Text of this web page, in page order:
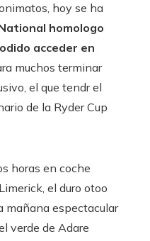
hoy se ha
homologo
acceder en
muchos terminar
el que tendr el
de la Ryder Cup
horas en coche
el duro otoo
mañana espectacular
verde de Adare